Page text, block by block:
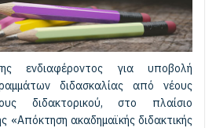
ενδιαφέροντος για υποβολή
διδασκαλίας από νέους
διδακτορικού, στο πλαίσιο
«Απόκτηση ακαδημαϊκής διδακτικής